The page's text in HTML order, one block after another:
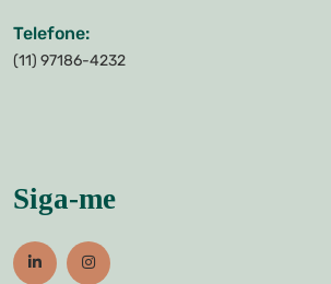
Telefone:
(11) 97186-4232
Siga-me